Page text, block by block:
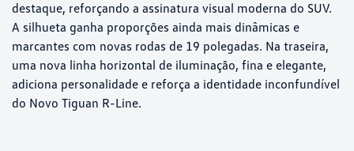
destaque, reforçando a assinatura visual moderna do SUV.
A silhueta ganha proporções ainda mais dinâmicas e
marcantes com novas rodas de 19 polegadas. Na traseira,
uma nova linha horizontal de iluminação, fina e elegante,
adiciona personalidade e reforça a identidade inconfundível
do Novo Tiguan R-Line.